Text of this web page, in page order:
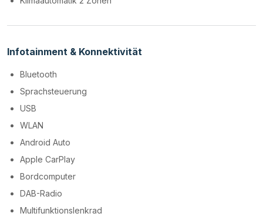
Infotainment & Konnektivität
Bluetooth
Sprachsteuerung
USB
WLAN
Android Auto
Apple CarPlay
Bordcomputer
DAB-Radio
Multifunktionslenkrad